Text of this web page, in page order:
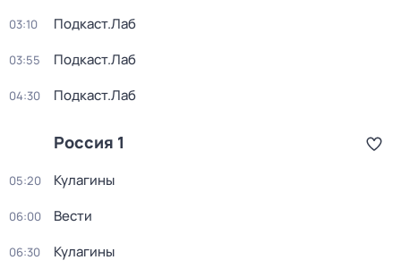
03:10 Подкаст.Лаб
03:55 Подкаст.Лаб
04:30 Подкаст.Лаб
Россия 1
05:20 Кулагины
06:00 Вести
06:30 Кулагины